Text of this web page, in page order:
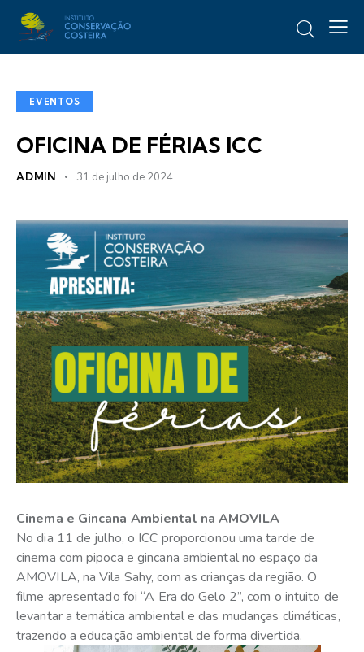
EVENTOS
OFICINA DE FÉRIAS ICC
ADMIN 31 de julho de 2024
Cinema e Gincana Ambiental na AMOVILA
No dia 11 de julho, o ICC proporcionou uma tarde de
cinema com pipoca e gincana ambiental no espaço da
AMOVILA, na Vila Sahy, com as crianças da região. O
filme apresentado foi “A Era do Gelo 2”, com o intuito de
levantar a temática ambiental e das mudanças climáticas,
trazendo a educação ambiental de forma divertida.